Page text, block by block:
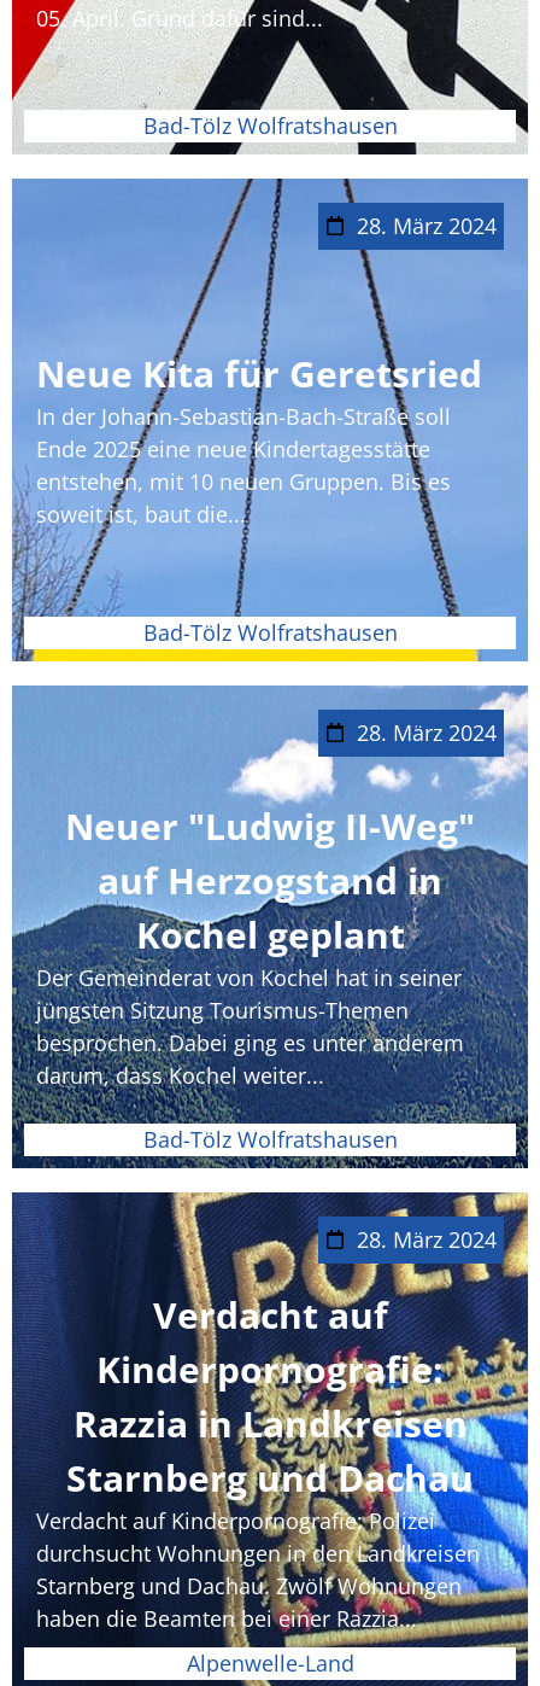
05. April. Grund dafür sind...
Bad-Tölz Wolfratshausen
28. März 2024
Neue Kita für Geretsried
In der Johann-Sebastian-Bach-Straße soll
Ende 2025 eine neue Kindertagesstätte
entstehen, mit 10 neuen Gruppen. Bis es
soweit ist, baut die...
Bad-Tölz Wolfratshausen
28. März 2024
Neuer "Ludwig II-Weg"
auf Herzogstand in
Kochel geplant
Der Gemeinderat von Kochel hat in seiner
jüngsten Sitzung Tourismus-Themen
besprochen. Dabei ging es unter anderem
darum, dass Kochel weiter...
Bad-Tölz Wolfratshausen
28. März 2024
Verdacht auf
Kinderpornografie:
Razzia in Landkreisen
Starnberg und Dachau
Verdacht auf Kinderpornografie: Polizei
durchsucht Wohnungen in den Landkreisen
Starnberg und Dachau. Zwölf Wohnungen
haben die Beamten bei einer Razzia...
Alpenwelle-Land